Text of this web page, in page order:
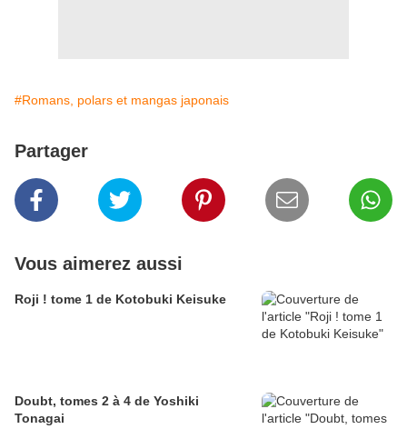
#Romans, polars et mangas japonais
Partager
Vous aimerez aussi
Roji ! tome 1 de Kotobuki Keisuke
Doubt, tomes 2 à 4 de Yoshiki
Tonagai